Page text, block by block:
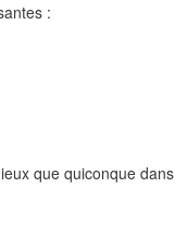
:
que quiconque dans